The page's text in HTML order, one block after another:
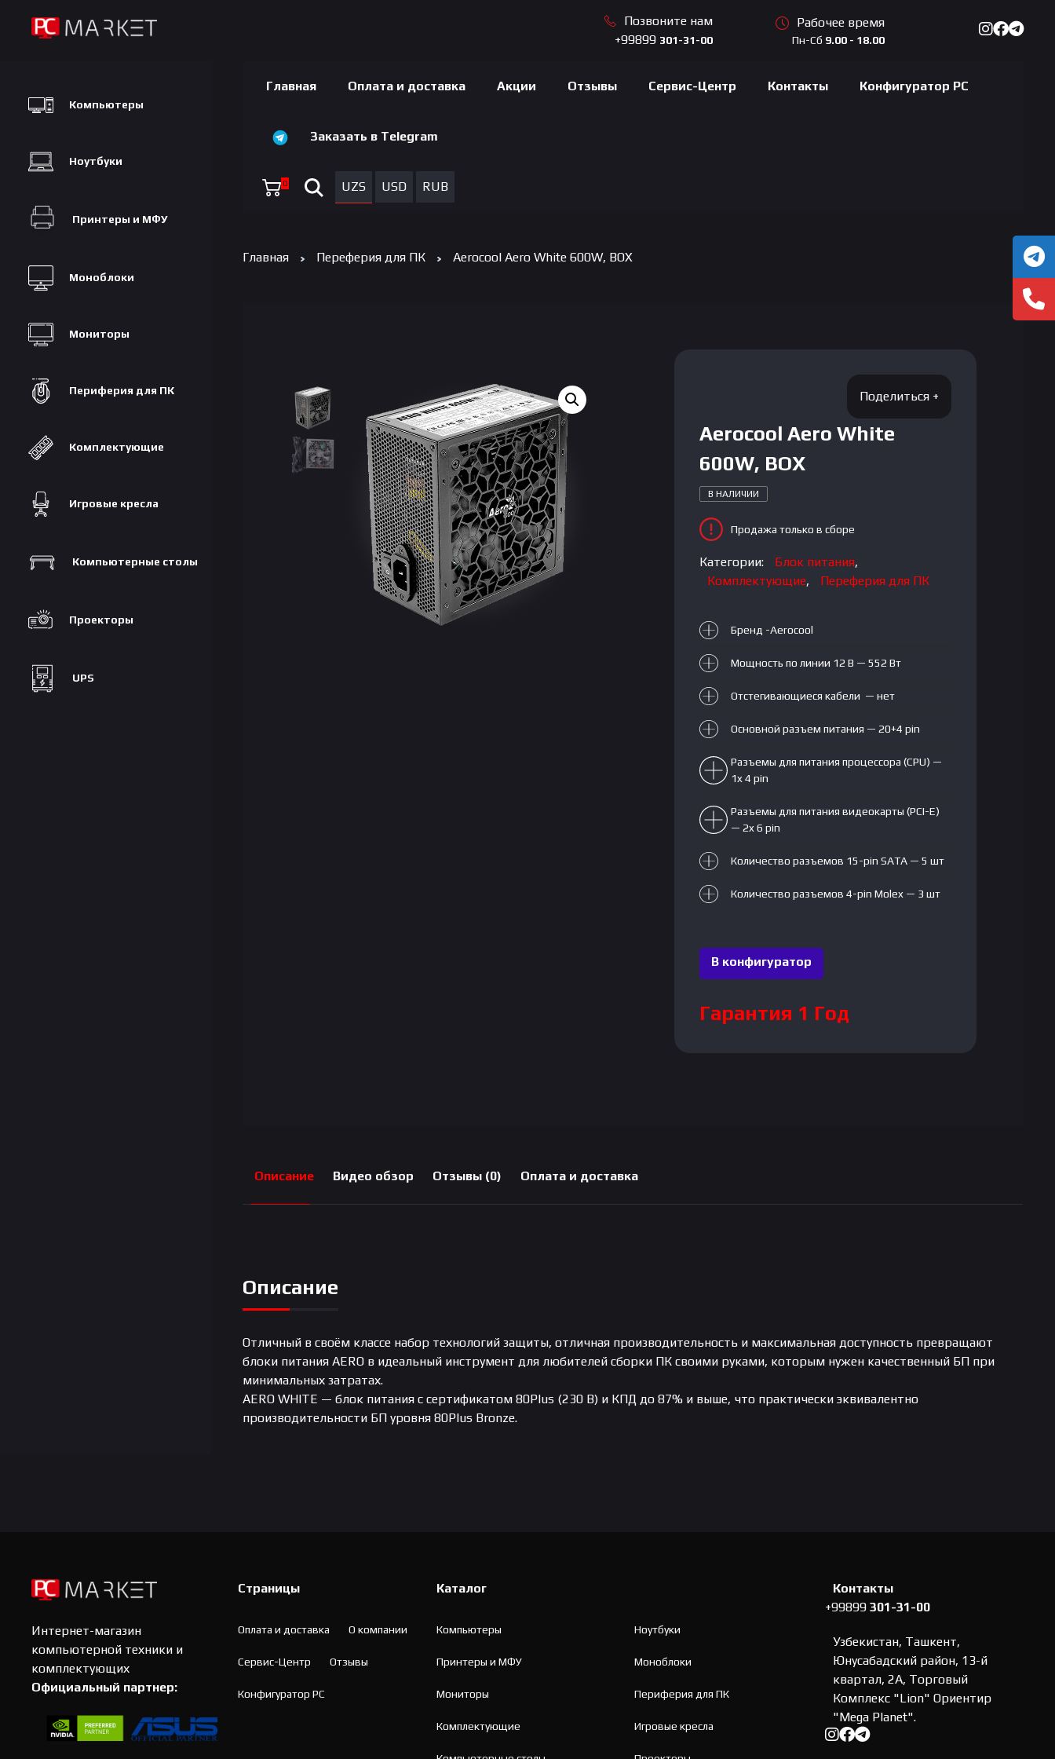
Позвоните нам
+99899 301-31-00
Рабочее время
Пн-Сб 9.00 - 18.00
Компьютеры
Ноутбуки
Принтеры и МФУ
Моноблоки
Мониторы
Периферия для ПК
Комплектующие
Игровые кресла
Компьютерные столы
Проекторы
UPS
Главная Оплата и доставка Акции Отзывы Сервис-Центр Контакты Конфигуратор PC
Заказать в Telegram
0 UZS USD RUB
Главная Переферия для ПК Aerocool Aero White 600W, BOX
Aerocool Aero White
600W, BOX
В НАЛИЧИИ
Продажа только в сборе
Категории: Блок питания,
Комплектующие, Переферия для ПК
Бренд -Aerocool
Мощность по линии 12 В — 552 Вт
Отстегивающиеся кабели — нет
Основной разъем питания — 20+4 pin
Разъемы для питания процессора (CPU) —
1x 4 pin
Разъемы для питания видеокарты (PCI-E)
— 2x 6 pin
Количество разъемов 15-pin SATA — 5 шт
Количество разъемов 4-pin Molex — 3 шт
В конфигуратор
Гарантия 1 Год
Описание Видео обзор Отзывы (0) Оплата и доставка
Описание
Отличный в своём классе набор технологий защиты, отличная производительность и максимальная доступность превращают
блоки питания AERO в идеальный инструмент для любителей сборки ПК своими руками, которым нужен качественный БП при
минимальных затратах.
AERO WHITE — блок питания с сертификатом 80Plus (230 В) и КПД до 87% и выше, что практически эквивалентно
производительности БП уровня 80Plus Bronze.
Интернет-магазин
компьютерной техники и
комплектующих
Официальный партнер:
Страницы
Оплата и доставка О компании
Сервис-Центр Отзывы
Конфигуратор PC
Каталог
Компьютеры Ноутбуки
Принтеры и МФУ Моноблоки
Мониторы Периферия для ПК
Комплектующие Игровые кресла
Контакты
+99899 301-31-00
Узбекистан, Ташкент,
Юнусабадский район, 13-й
квартал, 2А, Торговый
Комплекс "Lion" Ориентир
"Mega Planet".